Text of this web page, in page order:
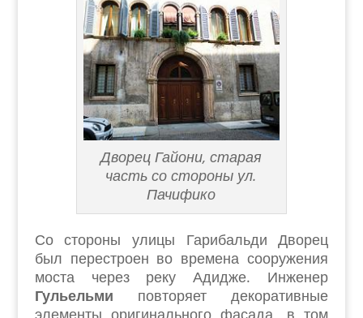
Дворец Гайони, старая
часть со стороны ул.
Пачифико
Со стороны улицы Гарибальди Дворец
был перестроен во времена сооружения
моста через реку Адидже. Инженер
Гульельми повторяет декоративные